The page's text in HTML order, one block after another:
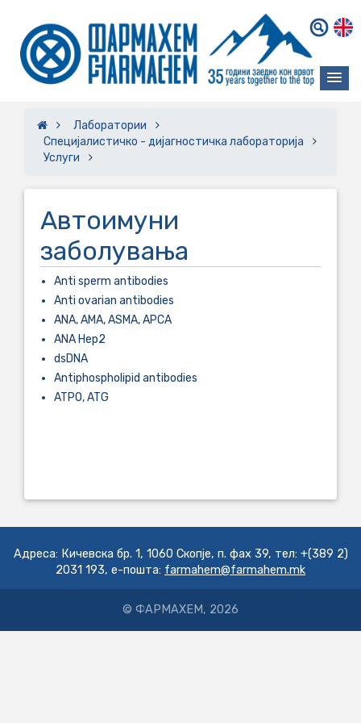
Лаборатории
Специјалистичко - дијагностичка лабораторија
Услуги
Автоимуни
заболувања
Anti sperm antibodies
Anti ovarian antibodies
ANA, AMA, ASMA, APCA
ANA Hep2
dsDNA
Antiphospholipid antibodies
ATPO, ATG
Адреса: Кичевска бр. 1, 1060 Скопје, п. фах 39, тел: +(389 2)
2031 193, е-пошта: farmahem@farmahem.mk
© ФАРМАХЕМ, 2026